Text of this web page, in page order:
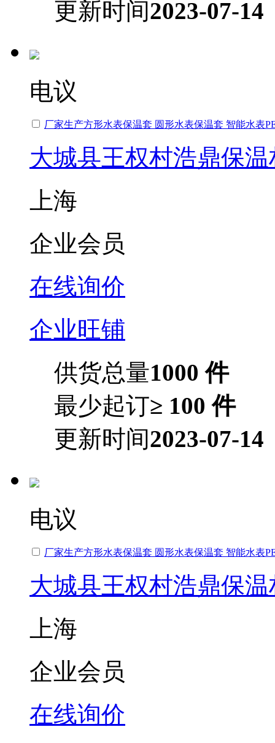
更新时间2023-07-14
电议
厂家生产方形水表保温套 圆形水表保温套 智能水表
大城县王权村浩鼎保
上海
企业会员
在线询价
企业旺铺
供货总量1000 件
最少起订≥ 100 件
更新时间2023-07-14
电议
厂家生产方形水表保温套 圆形水表保温套 智能水表
大城县王权村浩鼎保
上海
企业会员
在线询价